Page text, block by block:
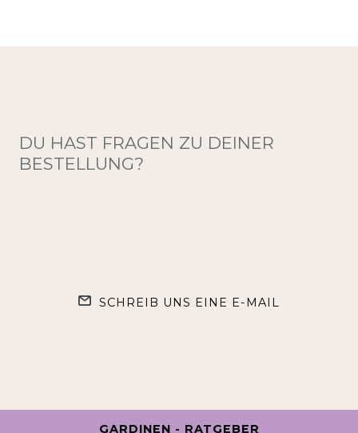
DU HAST FRAGEN ZU DEINER
BESTELLUNG?
SCHREIB UNS EINE E-MAIL
GARDINEN - RATGEBER